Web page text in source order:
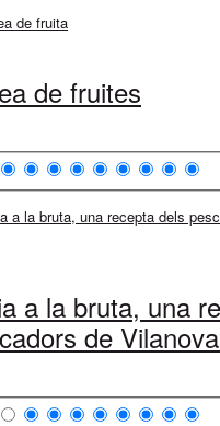
de fruites
a la bruta, una
de